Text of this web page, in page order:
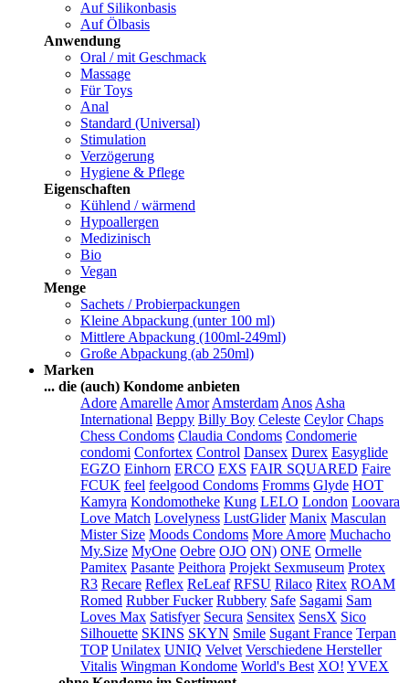
Auf Silikonbasis
Auf Ölbasis
Anwendung
Oral / mit Geschmack
Massage
Für Toys
Anal
Standard (Universal)
Stimulation
Verzögerung
Hygiene & Pflege
Eigenschaften
Kühlend / wärmend
Hypoallergen
Medizinisch
Bio
Vegan
Menge
Sachets / Probierpackungen
Kleine Abpackung (unter 100 ml)
Mittlere Abpackung (100ml-249ml)
Große Abpackung (ab 250ml)
Marken
... die (auch) Kondome anbieten
Adore Amarelle Amor Amsterdam Anos Asha
International Beppy Billy Boy Celeste Ceylor Chaps
Chess Condoms Claudia Condoms Condomerie
condomi Confortex Control Dansex Durex Easyglide
EGZO Einhorn ERCO EXS FAIR SQUARED Faire
FCUK feel feelgood Condoms Fromms Glyde HOT
Kamyra Kondomotheke Kung LELO London Loovara
Love Match Lovelyness LustGlider Manix Masculan
Mister Size Moods Condoms More Amore Muchacho
My.Size MyOne Oebre OJO ON) ONE Ormelle
Pamitex Pasante Peithora Projekt Sexmuseum Protex
R3 Recare Reflex ReLeaf RFSU Rilaco Ritex ROAM
Romed Rubber Fucker Rubbery Safe Sagami Sam
Loves Max Satisfyer Secura Sensitex SensX Sico
Silhouette SKINS SKYN Smile Sugant France Terpan
TOP Unilatex UNIQ Velvet Verschiedene Hersteller
Vitalis Wingman Kondome World's Best XO! YVEX